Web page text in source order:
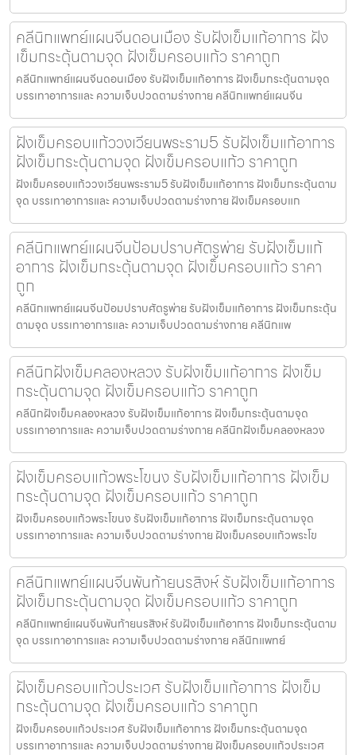
คลีนิกแพทย์แผนจีนดอนเมือง รับฝังเข็มแก้อาการ ฝัง
เข็มกระตุ้นตามจุด ฝังเข็มครอบแก้ว ราคาถูก
คลีนิกแพทย์แผนจีนดอนเมือง รับฝังเข็มแก้อาการ ฝังเข็มกระตุ้นตามจุด
บรรเทาอาการและ ความเจ็บปวดตามร่างกาย คลีนิกแพทย์แผนจีน
ฝังเข็มครอบแก้ววงเวียนพระราม5 รับฝังเข็มแก้อาการ
ฝังเข็มกระตุ้นตามจุด ฝังเข็มครอบแก้ว ราคาถูก
ฝังเข็มครอบแก้ววงเวียนพระราม5 รับฝังเข็มแก้อาการ ฝังเข็มกระตุ้นตาม
จุด บรรเทาอาการและ ความเจ็บปวดตามร่างกาย ฝังเข็มครอบแก
คลีนิกแพทย์แผนจีนป้อมปราบศัตรูพ่าย รับฝังเข็มแก้
อาการ ฝังเข็มกระตุ้นตามจุด ฝังเข็มครอบแก้ว ราคา
ถูก
คลีนิกแพทย์แผนจีนป้อมปราบศัตรูพ่าย รับฝังเข็มแก้อาการ ฝังเข็มกระตุ้น
ตามจุด บรรเทาอาการและ ความเจ็บปวดตามร่างกาย คลีนิกแพ
คลีนิกฝังเข็มคลองหลวง รับฝังเข็มแก้อาการ ฝังเข็ม
กระตุ้นตามจุด ฝังเข็มครอบแก้ว ราคาถูก
คลีนิกฝังเข็มคลองหลวง รับฝังเข็มแก้อาการ ฝังเข็มกระตุ้นตามจุด
บรรเทาอาการและ ความเจ็บปวดตามร่างกาย คลีนิกฝังเข็มคลองหลวง
ฝังเข็มครอบแก้วพระโขนง รับฝังเข็มแก้อาการ ฝังเข็ม
กระตุ้นตามจุด ฝังเข็มครอบแก้ว ราคาถูก
ฝังเข็มครอบแก้วพระโขนง รับฝังเข็มแก้อาการ ฝังเข็มกระตุ้นตามจุด
บรรเทาอาการและ ความเจ็บปวดตามร่างกาย ฝังเข็มครอบแก้วพระโข
คลีนิกแพทย์แผนจีนพันท้ายนรสิงห์ รับฝังเข็มแก้อาการ
ฝังเข็มกระตุ้นตามจุด ฝังเข็มครอบแก้ว ราคาถูก
คลีนิกแพทย์แผนจีนพันท้ายนรสิงห์ รับฝังเข็มแก้อาการ ฝังเข็มกระตุ้นตาม
จุด บรรเทาอาการและ ความเจ็บปวดตามร่างกาย คลีนิกแพทย์
ฝังเข็มครอบแก้วประเวศ รับฝังเข็มแก้อาการ ฝังเข็ม
กระตุ้นตามจุด ฝังเข็มครอบแก้ว ราคาถูก
ฝังเข็มครอบแก้วประเวศ รับฝังเข็มแก้อาการ ฝังเข็มกระตุ้นตามจุด
บรรเทาอาการและ ความเจ็บปวดตามร่างกาย ฝังเข็มครอบแก้วประเวศ